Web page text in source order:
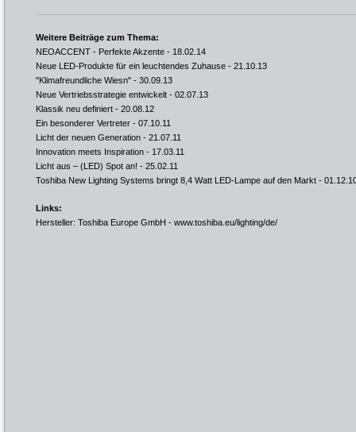
Weitere Beiträge zum Thema:
NEOACCENT - Perfekte Akzente - 18.02.14
Neue LED-Produkte für ein leuchtendes Zuhause - 21.10.13
"Klimafreundliche Wiesn" - 30.09.13
Neue Vertriebsstrategie entwickelt - 02.07.13
Klassik neu definiert - 20.08.12
Ein besonderer Vertreter - 07.10.11
Licht der neuen Generation - 21.07.11
Innovation meets Inspiration - 17.03.11
Licht aus – (LED) Spot an! - 25.02.11
Toshiba New Lighting Systems bringt 8,4 Watt LED-Lampe auf den Markt -
Links:
Hersteller: Toshiba Europe GmbH - www.toshiba.eu/lighting/de/